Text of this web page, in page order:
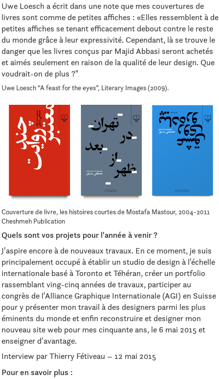
Uwe Loesch a écrit dans une note que mes couvertures de
livres sont comme de petites affiches : «Elles ressemblent à de
petites affiches se tenant efficacement debout contre le reste
du monde grâce à leur expressivité. Cependant, là se trouve le
danger que les livres conçus par Majid Abbasi seront achetés
et aimés seulement en raison de la qualité de leur design. Que
voudrait-on de plus ?"
Uwe Loesch “A feast for the eyes”, Literary Images (2009).
Couverture de livre, les histoires courtes de Mostafa Mastour, 2004-2011
Cheshmeh Publication
Quels sont vos projets pour l'année à venir ?
J'aspire encore à de nouveaux travaux. En ce moment, je suis
principalement occupé à établir un studio de design à l'échelle
internationale basé à Toronto et Téhéran, créer un portfolio
rassemblant ving-cinq années de travaux, participer au
congrès de l'Alliance Graphique Internationale (AGI) en Suisse
pour y présenter mon travail à des designers parmi les plus
éminents du monde et enfin reconstruire et designer mon
nouveau site web pour mes cinquante ans, le 6 mai 2015 et
enseigner d'avantage.
Interview par Thierry Fétiveau – 12 mai 2015
Pour en savoir plus :